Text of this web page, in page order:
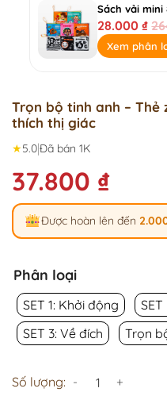
28.000₫
Xem phân
Trọn bộ tinh anh –
thích thị giác
★5.0|Đã bán 1K
37.800 ₫
Được hoàn lên đến
Phân loại
SET 1: Khởi động
SET 3: Về đích
Trọn
Số lượng: